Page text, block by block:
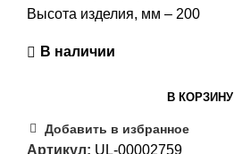
Высота изделия, мм – 200
В наличии
В КОРЗИНУ
Добавить в избранное
Артикул: UL-00002759